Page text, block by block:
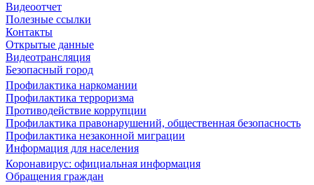
Видеоотчет
Полезные ссылки
Контакты
Открытые данные
Видеотрансляция
Безопасный город
Профилактика наркомании
Профилактика терроризма
Противодействие коррупции
Профилактика правонарушений, общественная безопасность
Профилактика незаконной миграции
Информация для населения
Коронавирус: официальная информация
Обращения граждан